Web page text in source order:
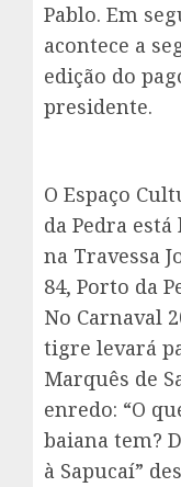
Pablo. Em
acontece a
edição do
presidente.
O Espaço
da Pedra
na Travessa
84, Porto da
No Carnaval
tigre levará
Marquês de
enredo: “O
baiana tem?
à Sapucaí”